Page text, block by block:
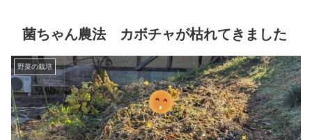
菌ちゃん農法 カボチャが枯れてきました
野菜の栽培